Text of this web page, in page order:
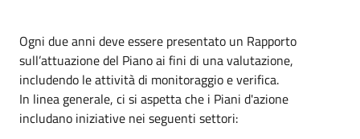
Ogni due anni deve essere presentato un Rapporto
sull’attuazione del Piano ai fini di una valutazione,
includendo le attività di monitoraggio e verifica.
In linea generale, ci si aspetta che i Piani d'azione
includano iniziative nei seguenti settori: